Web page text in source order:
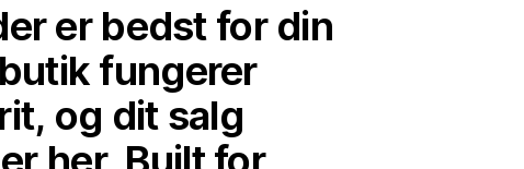
er bedst for din
fungerer
og dit salg